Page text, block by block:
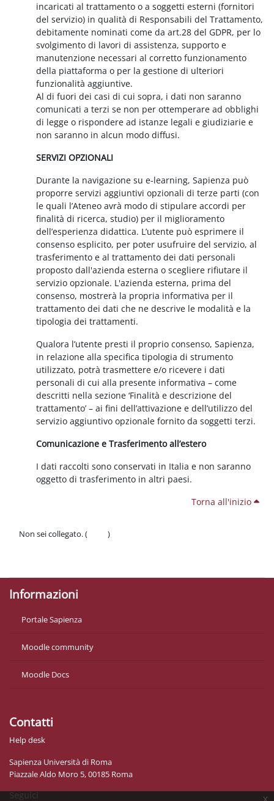
x
incaricati al trattamento o a soggetti esterni (fornitori
del servizio) in qualità di Responsabili del Trattamento,
debitamente nominati come da art.28 del GDPR, per lo
svolgimento di lavori di assistenza, supporto e
manutenzione necessari al corretto funzionamento
della piattaforma o per la gestione di ulteriori
funzionalità aggiuntive.
Al di fuori dei casi di cui sopra, i dati non saranno
comunicati a terzi se non per ottemperare ad obblighi
di legge o rispondere ad istanze legali e giudiziarie e
non saranno in alcun modo diffusi.
SERVIZI OPZIONALI
Durante la navigazione su e-learning, Sapienza può
proporre servizi aggiuntivi opzionali di terze parti (con
le quali l’Ateneo avrà modo di stipulare accordi per
finalità di ricerca, studio) per il miglioramento
dell’esperienza didattica. L’utente può esprimere il
consenso esplicito, per poter usufruire del servizio, al
trasferimento e al trattamento dei dati personali
proposto dall'azienda esterna o scegliere rifiutare il
servizio opzionale. L'azienda esterna, prima del
consenso, mostrerà la propria informativa per il
trattamento dei dati che ne descrive le modalità e la
tipologia dei trattamenti.
Qualora l’utente presti il proprio consenso, Sapienza,
in relazione alla specifica tipologia di strumento
utilizzato, potrà trasmettere e/o ricevere i dati
personali di cui alla presente informativa – come
descritti nella sezione ‘Finalità e descrizione del
trattamento’ – ai fini dell’attivazione e dell’utilizzo del
servizio aggiuntivo opzionale fornito da soggetti terzi.
Comunicazione e Trasferimento all’estero
I dati raccolti sono conservati in Italia e non saranno
oggetto di trasferimento in altri paesi.
Torna all'inizio
Non sei collegato. (
)
Informazioni
Portale Sapienza
Moodle community
Moodle Docs
Contatti
Help desk
Sapienza Università di Roma
Piazzale Aldo Moro 5, 00185 Roma
Seguici